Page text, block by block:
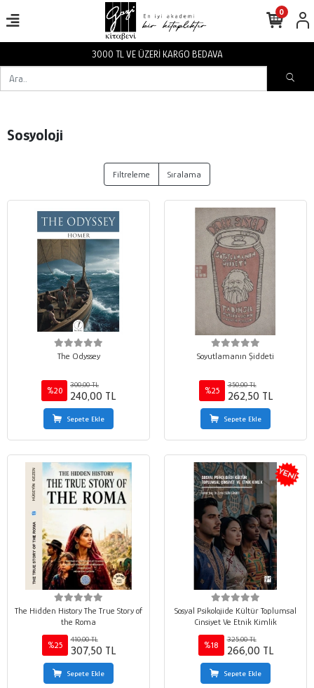
3000 TL VE ÜZERİ KARGO BEDAVA
0
Sosyoloji
Filtreleme Sıralama
The Odyssey
%20
300,00 TL
240,00 TL
Sepete Ekle
Soyutlamanın Şiddeti
%25
350,00 TL
262,50 TL
Sepete Ekle
The Hidden History The True Story of
the Roma
%25
410,00 TL
307,50 TL
Sepete Ekle
Sosyal Psikolojide Kültür Toplumsal
Cinsiyet Ve Etnik Kimlik
%18
325,00 TL
266,00 TL
Sepete Ekle